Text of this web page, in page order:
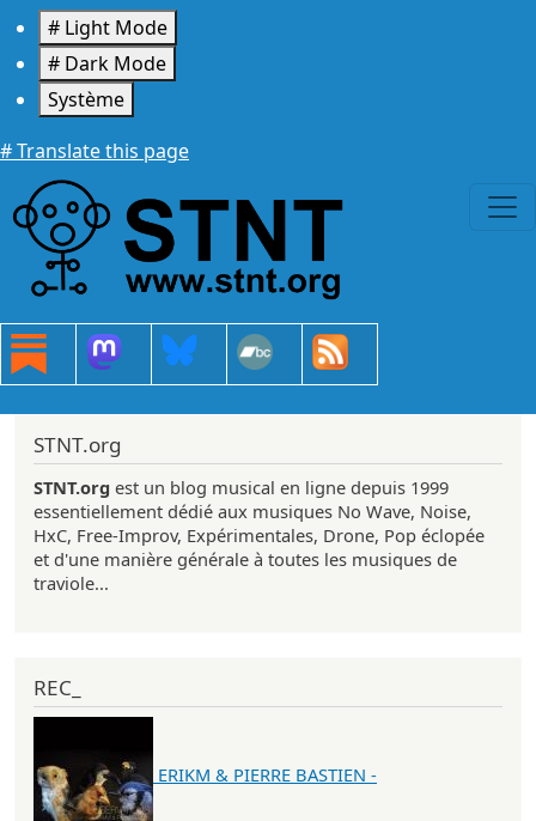
Aller au contenu principal
# Light Mode
# Dark Mode
Système
# Translate this page
STNT.org
STNT.org est un blog musical en ligne depuis 1999
essentiellement dédié aux musiques No Wave, Noise,
HxC, Free-Improv, Expérimentales, Drone, Pop éclopée
et d'une manière générale à toutes les musiques de
traviole...
REC_
ERIKM & PIERRE BASTIEN -